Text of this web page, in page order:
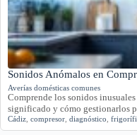
Sonidos Anómalos en
Averías domésticas comunes
Comprende los sonidos
significado y cómo gestionarlos
Cádiz compresor diagnóstico